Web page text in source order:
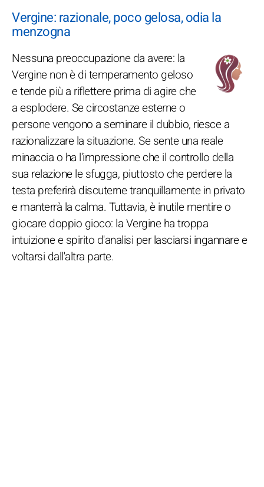
Vergine: razionale, poco gelosa, odia la
menzogna
Nessuna preoccupazione da avere: la
Vergine non è di temperamento geloso
e tende più a riflettere prima di agire che
a esplodere. Se circostanze esterne o
persone vengono a seminare il dubbio, riesce a
razionalizzare la situazione. Se sente una reale
minaccia o ha l'impressione che il controllo della
sua relazione le sfugga, piuttosto che perdere la
testa preferirà discuterne tranquillamente in privato
e manterrà la calma. Tuttavia, è inutile mentire o
giocare doppio gioco: la Vergine ha troppa
intuizione e spirito d'analisi per lasciarsi ingannare e
voltarsi dall'altra parte.